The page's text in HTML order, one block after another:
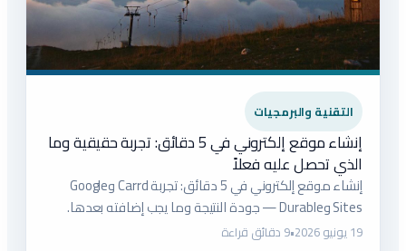
التقنية والبرمجيات
إنشاء موقع إلكتروني في 5 دقائق: تجربة حقيقية وما
الذي تحصل عليه فعلاً
إنشاء موقع إلكتروني في 5 دقائق: تجربة Carrd وGoogle
Sites وDurable — جودة النتيجة وما يجب إضافته بعدها.
19 يونيو 2026 •9 دقائق قراءة